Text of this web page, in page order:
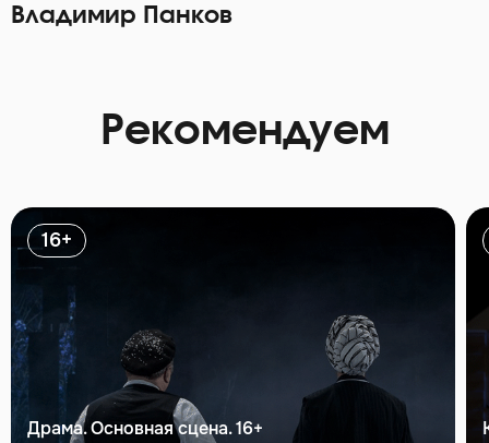
Владимир Панков
Рекомендуем
16+
Драма. Основная сцена. 16+